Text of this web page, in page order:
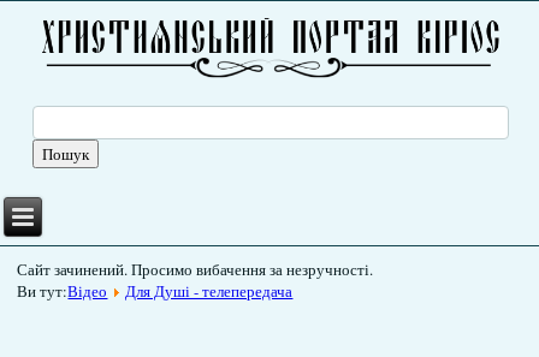
Сайт зачинений. Просимо вибачення за незручності.
Ви тут:Відео Для Душі - телепередача